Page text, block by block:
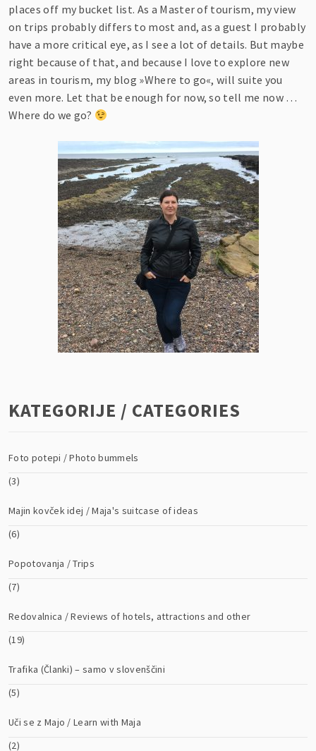
places off my bucket list. As a Master of tourism, my view
on trips probably differs to most and, as a guest I probably
have a more critical eye, as I see a lot of details. But maybe
right because of that, and because I love to explore new
areas in tourism, my blog »Where to go«, will suite you
even more. Let that be enough for now, so tell me now …
Where do we go?
KATEGORIJE / CATEGORIES
Foto potepi / Photo bummels
(3)
Majin kovček idej / Maja's suitcase of ideas
(6)
Popotovanja / Trips
(7)
Redovalnica / Reviews of hotels, attractions and other
(19)
Trafika (Članki) – samo v slovenščini
(5)
Uči se z Majo / Learn with Maja
(2)